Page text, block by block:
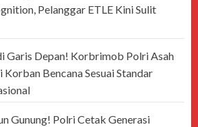
Pelanggar ETLE Kini Sulit
Garis Depan! Korbrimob Polri Asah
Korban Bencana Sesuai Standar
Gunung! Polri Cetak Generasi